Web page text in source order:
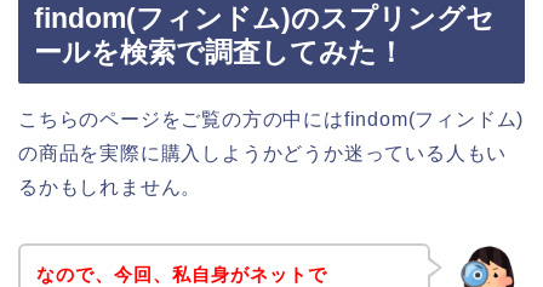
findom(フィンドム)のスプリングセ
ールを検索で調査してみた！
こちらのページをご覧の方の中にはfindom(フィンドム)
の商品を実際に購入しようかどうか迷っている人もい
るかもしれません。
なので、今回、私自身がネットで